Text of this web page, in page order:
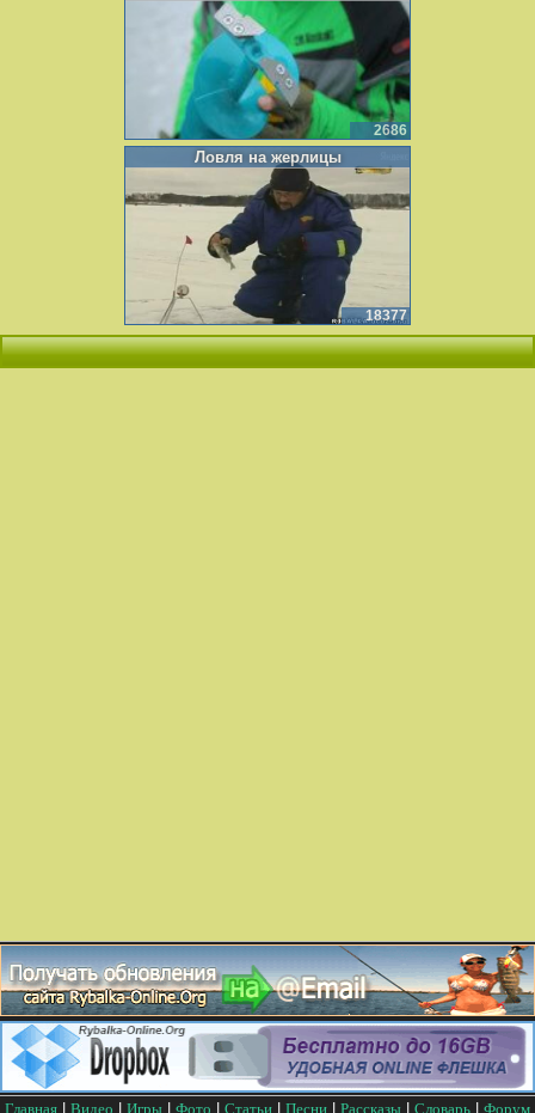
2686
Ловля на жерлицы
18377
Главная Видео Игры Фото Статьи Песни Рассказы Словарь Форум